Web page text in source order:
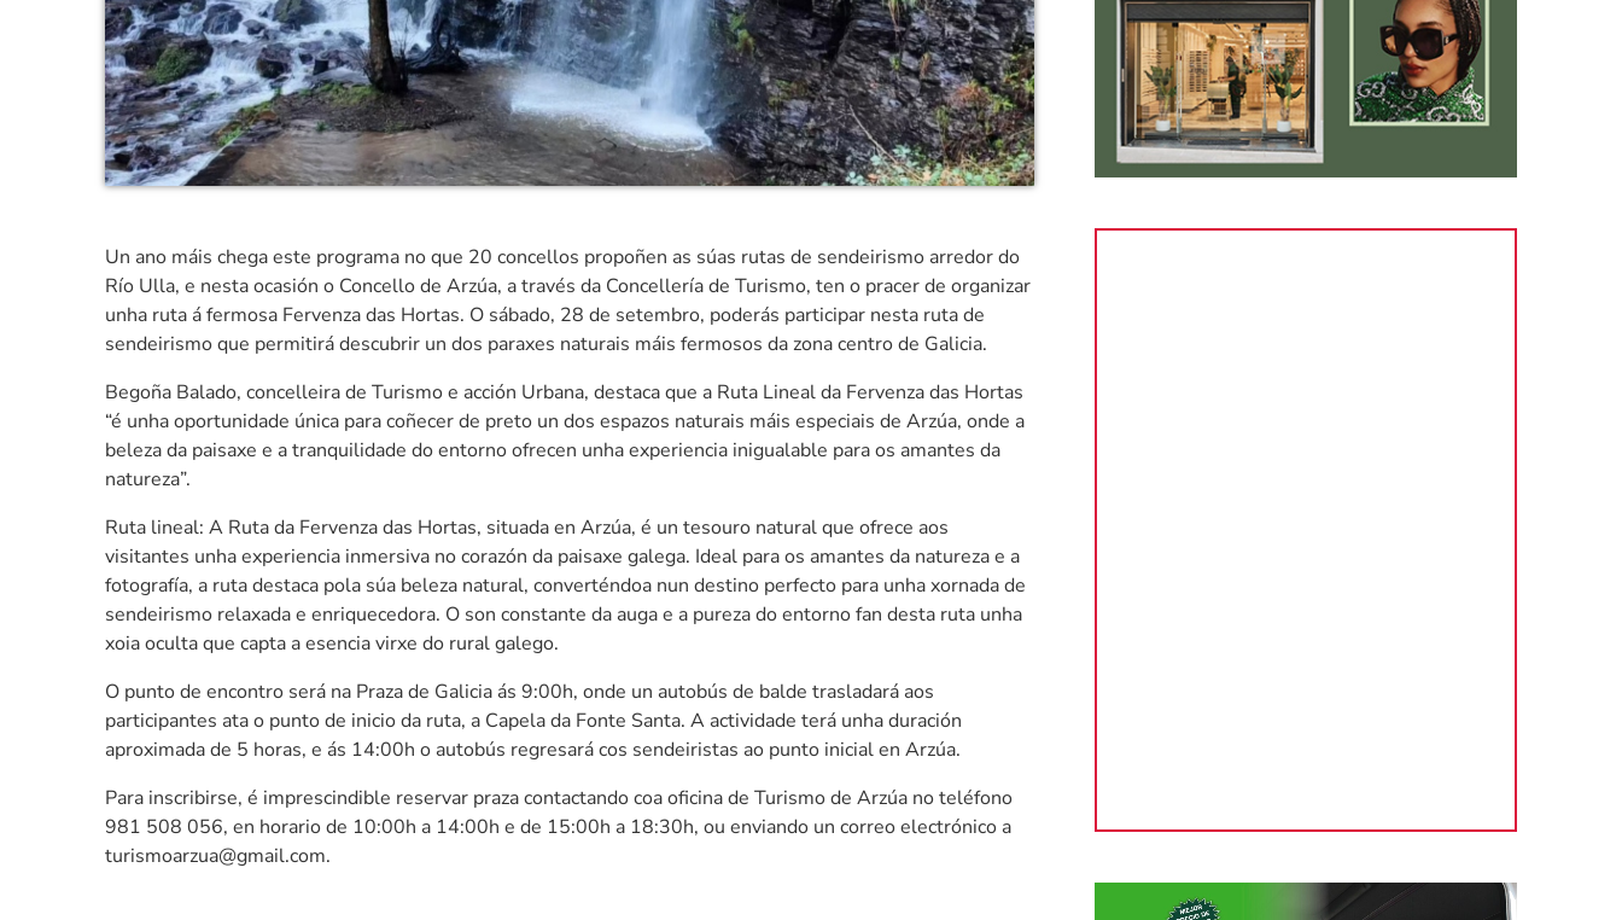
Un ano máis chega este programa no que 20 concellos propoñen as súas rutas de sendeirismo arredor do
Río Ulla, e nesta ocasión o Concello de Arzúa, a través da Concellería de Turismo, ten o pracer de organizar
unha ruta á fermosa Fervenza das Hortas. O sábado, 28 de setembro, poderás participar nesta ruta de
sendeirismo que permitirá descubrir un dos paraxes naturais máis fermosos da zona centro de Galicia.
Begoña Balado, concelleira de Turismo e acción Urbana, destaca que a Ruta Lineal da Fervenza das Hortas
“é unha oportunidade única para coñecer de preto un dos espazos naturais máis especiais de Arzúa, onde a
beleza da paisaxe e a tranquilidade do entorno ofrecen unha experiencia inigualable para os amantes da
natureza”.
Ruta lineal: A Ruta da Fervenza das Hortas, situada en Arzúa, é un tesouro natural que ofrece aos
visitantes unha experiencia inmersiva no corazón da paisaxe galega. Ideal para os amantes da natureza e a
fotografía, a ruta destaca pola súa beleza natural, converténdoa nun destino perfecto para unha xornada de
sendeirismo relaxada e enriquecedora. O son constante da auga e a pureza do entorno fan desta ruta unha
xoia oculta que capta a esencia virxe do rural galego.
O punto de encontro será na Praza de Galicia ás 9:00h, onde un autobús de balde trasladará aos
participantes ata o punto de inicio da ruta, a Capela da Fonte Santa. A actividade terá unha duración
aproximada de 5 horas, e ás 14:00h o autobús regresará cos sendeiristas ao punto inicial en Arzúa.
Para inscribirse, é imprescindible reservar praza contactando coa oficina de Turismo de Arzúa no teléfono
981 508 056, en horario de 10:00h a 14:00h e de 15:00h a 18:30h, ou enviando un correo electrónico a
turismoarzua@gmail.com.